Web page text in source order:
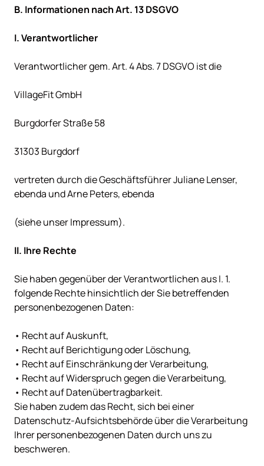
Verantwortlicher gem. Art. 4 Abs. 7 DSGVO ist die
VillageFit GmbH
Burgdorfer Straße 58
31303 Burgdorf
vertreten durch die Geschäftsführer Juliane Lenser,
ebenda und Arne Peters, ebenda
(siehe unser Impressum).
Sie haben gegenüber der Verantwortlichen aus I. 1.
folgende Rechte hinsichtlich der Sie betreffenden
personenbezogenen Daten:
• Recht auf Auskunft,
• Recht auf Berichtigung oder Löschung,
• Recht auf Einschränkung der Verarbeitung,
• Recht auf Widerspruch gegen die Verarbeitung,
• Recht auf Datenübertragbarkeit.
Sie haben zudem das Recht, sich bei einer
Datenschutz-Aufsichtsbehörde über die Verarbeitung
Ihrer personenbezogenen Daten durch uns zu
beschweren.